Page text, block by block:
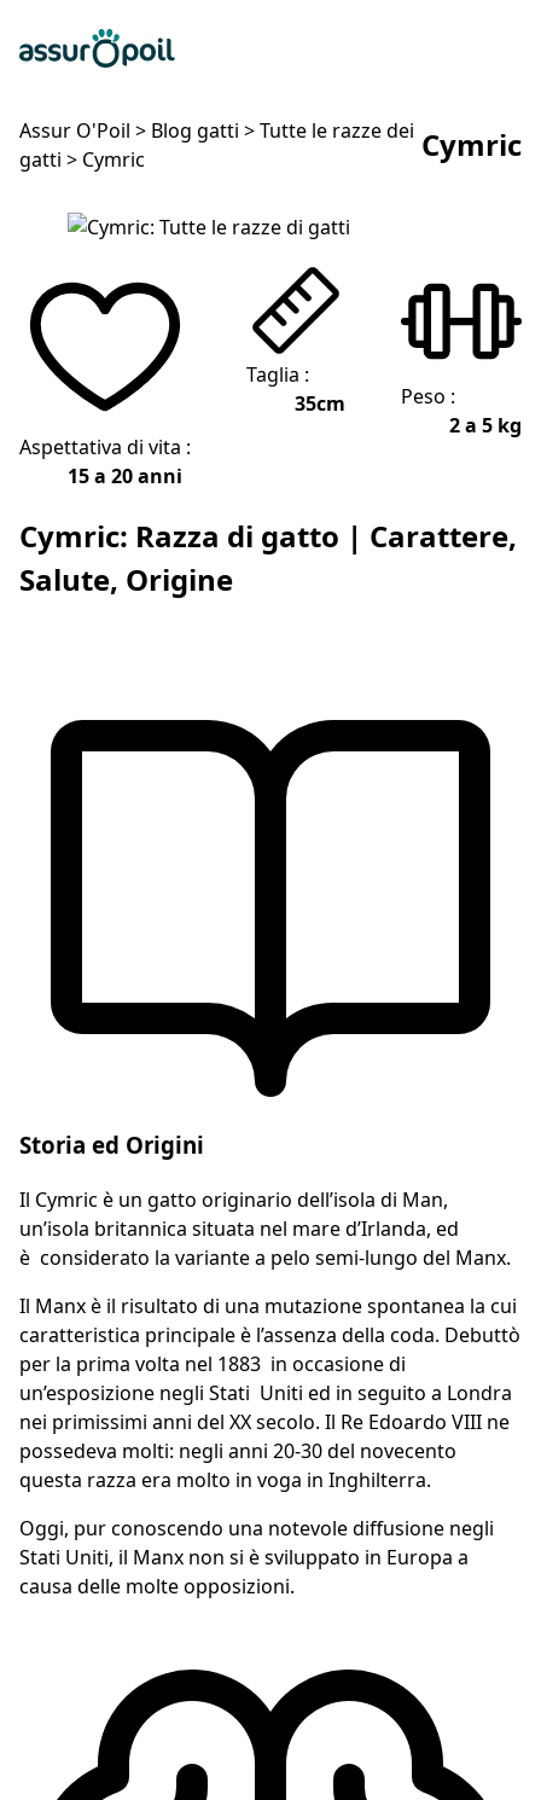
Assur O'Poil
Assur O'Poil > Blog gatti >Tutte le razze dei
gatti > Cymric Cymric
Cymric
Aspettativa di vita :
15 a 20 anni
Taglia :
35cm
Peso :
2 a 5 kg
Cymric: Razza di gatto | Carattere,
Salute, Origine
Storia ed Origini
Il Cymric è un gatto originario dell’isola di Man,
un’isola britannica situata nel mare d’Irlanda, ed
è considerato la variante a pelo semi-lungo del Manx.
Il Manx è il risultato di una mutazione spontanea la cui
caratteristica principale è l’assenza della coda. Debuttò
per la prima volta nel 1883 in occasione di
un’esposizione negli Stati Uniti ed in seguito a Londra
nei primissimi anni del XX secolo. Il Re Edoardo VIII ne
possedeva molti: negli anni 20-30 del novecento
questa razza era molto in voga in Inghilterra.
Oggi, pur conoscendo una notevole diffusione negli
Stati Uniti, il Manx non si è sviluppato in Europa a
causa delle molte opposizioni.